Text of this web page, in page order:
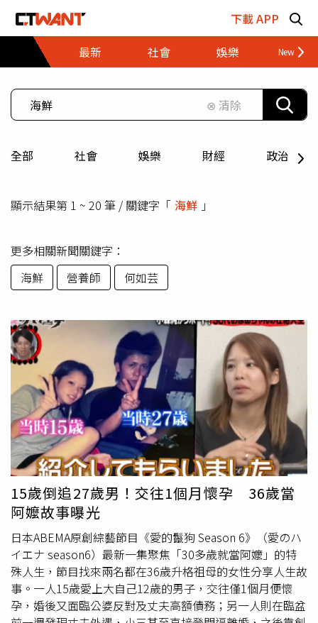
下載 APP
最新
社會 娛樂 財經
⊗ 清除
全部 社會 娛樂 財經 政治
顯示結果第 1 ~ 20 筆 / 關鍵字「 海鮮 」
更多相關新聞關鍵字：
海鮮
營養師 何如芸
15歲倒追27歲男！交往1個月懷孕 36歲當
阿嬤故事曝光
日本ABEMA原創綜藝節目《愛的鬣狗 Season 6》（愛のハ
イエナ season6）最新一集聚焦「30多歲就當阿嬤」的特
殊人生，節目找來兩名都在36歲升格祖母的女性分享人生故
事。一人15歲愛上大自己12歲的男子，交往僅1個月便懷
孕，婚後又面臨公婆反對及丈夫高額債務；另一人則在臨盆